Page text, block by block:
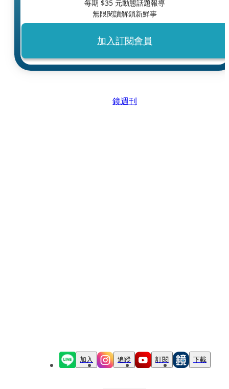
每期 $35 元動態話題報導
無限閱讀解鎖新鮮事
加入訂閱會員
鏡週刊
加入 追蹤 訂閱 下載